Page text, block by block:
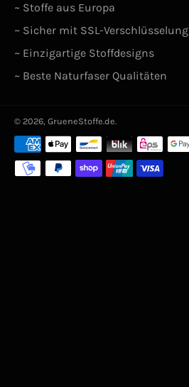
~ Stoffe aus Europa
~ Sicher mit SSL-Verschlüsselung
~ Einzigartige Stoffdesigns
~ Beste Naturfaser Qualitäten
© 2026, GrueneStoffe.de.
Zahlungsarten